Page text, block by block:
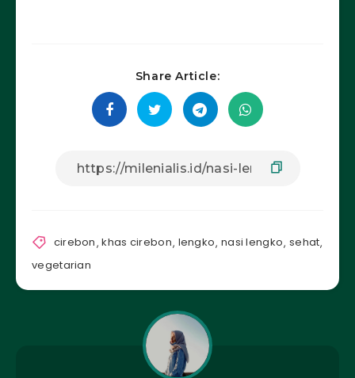
Share Article:
cirebon,khas cirebon, lengko, nasi lengko, sehat,
vegetarian